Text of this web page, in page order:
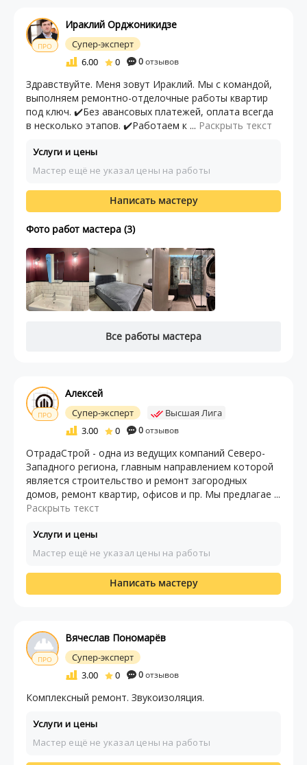
ПРО
Ираклий Орджоникидзе
Супер-эксперт
6.00
0 0отзывов
Здравствуйте. Меня зовут Ираклий. Мы с командой,
выполняем ремонтно-отделочные работы квартир
под ключ. ✔️Без авансовых платежей, оплата всегда
в несколько этапов. ✔️Работаем к ... Раскрыть текст
Услуги и цены
Мастер ещё не указал цены на работы
Написать мастеру
Фото работ мастера (3)
Все работы мастера
ПРО
Алексей
Супер-эксперт
Высшая Лига
3.00
0 0отзывов
ОтрадаСтрой - одна из ведущих компаний Северо-
Западного региона, главным направлением которой
является строительство и ремонт загородных
домов, ремонт квартир, офисов и пр. Мы предлагае ...
Раскрыть текст
Услуги и цены
Мастер ещё не указал цены на работы
Написать мастеру
ПРО
Вячеслав Пономарёв
Супер-эксперт
3.00
0 0отзывов
Комплексный ремонт. Звукоизоляция.
Услуги и цены
Мастер ещё не указал цены на работы